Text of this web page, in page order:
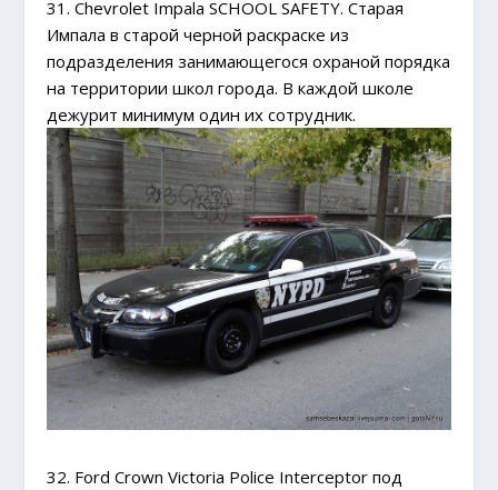
31. Chevrolet Impala SCHOOL SAFETY. Старая
Импала в старой черной раскраске из
подразделения занимающегося охраной порядка
на территории школ города. В каждой школе
дежурит минимум один их сотрудник.
32. Ford Crown Victoria Police Interceptor под